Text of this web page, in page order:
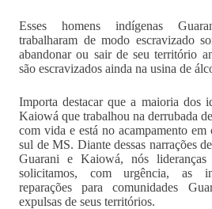
Esses homens indígenas
trabalharam de modo escravizado
abandonar ou sair de seu território
são escravizados ainda na usina de
Importa destacar que a maioria dos
Kaiowá que trabalhou na derrubada
com vida e está no acampamento
sul de MS. Diante dessas narrações
Guarani e Kaiowá, nós
solicitamos, com urgência, as
reparações para comunidades
expulsas de seus territórios.